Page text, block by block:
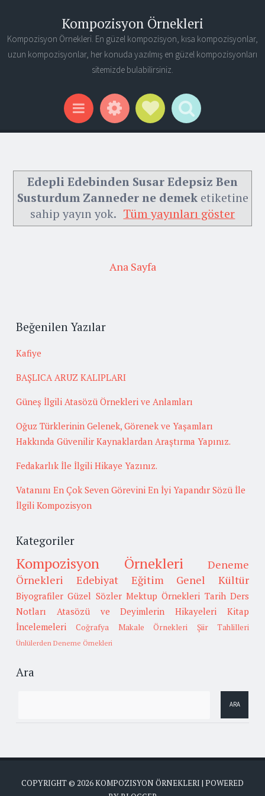
Kompozisyon Örnekleri
Kompozisyon Örnekleri. En güzel kompozisyon, kısa kompozisyonlar,
uzun kompozisyonlar, her konuda yazılmış en güzel kompozisyonları
sitemizde bulabilirsiniz.
Menu WidgetsSocial Links
Search
Edepli Edebinden Susar Edepsiz Ben
Susturdum Zanneder ne demeketiketine
sahip yayın yok. Tüm yayınları göster
Ana Sayfa
Beğenilen Yazılar
Kafiye
BAŞLICA ARUZ KALIPLARI
Güneş İlgili Atasözü Örnekleri ve Anlamları
Oğuz Türklerinin Gelenek, Görenek ve Yaşamları
Hakkında Güvenilir Kaynaklardan Araştırma Yapınız.
Fedakarlık İle İlgili Hikaye Yazınız.
Vatanını En Çok Seven Görevini En İyi Yapandır Sözü İle
İlgili Kompozisyon
Kategoriler
Kompozisyon Örnekleri
Deneme
Örnekleri
Edebiyat Eğitim Genel Kültür
Biyografiler Güzel Sözler Mektup Örnekleri Tarih Ders
Notları
Atasözü ve Deyimlerin Hikayeleri
Kitap
İncelemeleri
Coğrafya Makale Örnekleri Şiir Tahlilleri
Ünlülerden Deneme Örnekleri
Ara
COPYRIGHT © 2026KOMPOZISYON ÖRNEKLERI | POWERED